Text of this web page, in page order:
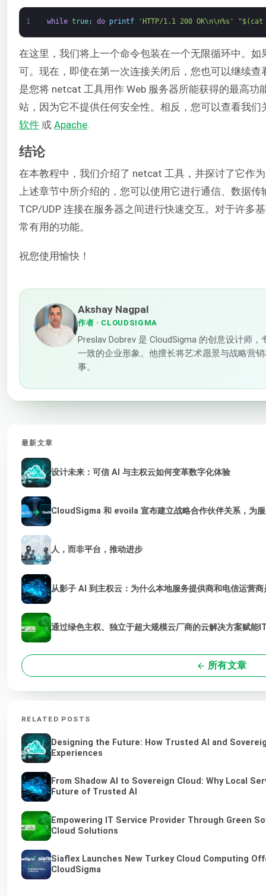
1 while true; do printf 'HTTP/1.1 200 OK\n\n%s' "$(cat
在这里，我们将上一个命令包装在一个无限循环中。如
可。现在，即使在第一次连接关闭后，您也可以继续
是您将 netcat 工具用作 Web 服务器所能获得的最高功
站，因为它不提供任何安全性。相反，您可以查看我们
软件 或 Apache
结论
在本教程中，我们介绍了 netcat 工具，并探讨了它作
上述章节中所介绍的，您可以使用它进行通信、数据
TCP/UDP 连接在服务器之间进行快速交互。对于许多
常有用的功能。
祝您使用愉快！
Akshay Nagpal
作者 · CLOUDSIGMA
Preslav Dobrev 是 CloudSigma 的创意设计师
一致的企业形象。他擅长将艺术愿景与战略营
事。
最新文章
设计未来：可信 AI 与主权云如何变革数字化体验
CloudSigma 和 evoila 宣布建立战略合作伙伴关系，为
人，而非平台，推动进步
从影子 AI 到主权云：为什么本地服务提供商和电信运营
通过绿色主权、独立于超大规模云厂商的云解决方案赋能
所有文章
RELATED POSTS
Designing the Future: How Trusted AI and
Experiences
From Shadow AI to Sovereign Cloud: Why Local
Future of Trusted AI
Empowering IT Service Provider Through Green
Cloud Solutions
Siaflex Launches New Turkey Cloud Computing
CloudSigma